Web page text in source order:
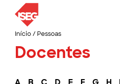
Início/ Pessoas
Docentes